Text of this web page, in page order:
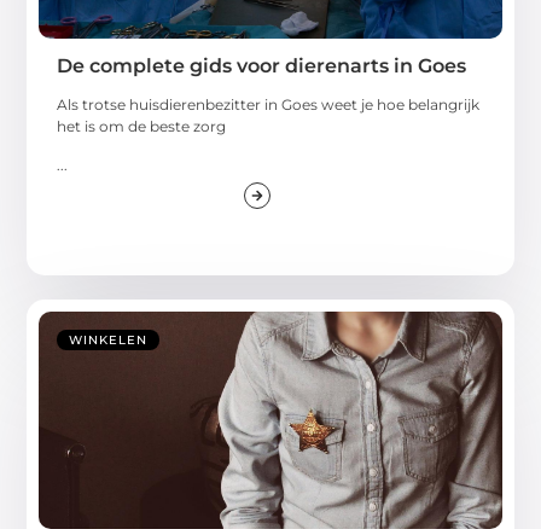
De complete gids voor dierenarts in Goes
Als trotse huisdierenbezitter in Goes weet je hoe belangrijk
het is om de beste zorg
...
WINKELEN